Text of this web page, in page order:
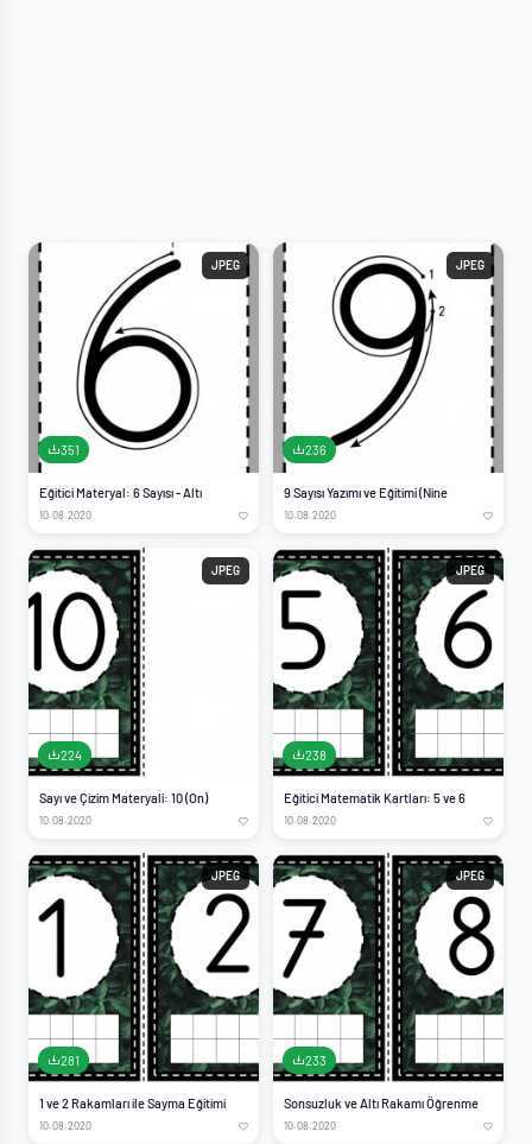
JPEG
351
Eğitici Materyal: 6 Sayısı - Altı
10.08.2020
JPEG
236
9 Sayısı Yazımı ve Eğitimi (Nine
10.08.2020
JPEG
224
Sayı ve Çizim Materyali: 10 (On)
10.08.2020
JPEG
238
Eğitici Matematik Kartları: 5 ve 6
10.08.2020
JPEG
281
1 ve 2 Rakamları ile Sayma Eğitimi
10.08.2020
JPEG
233
Sonsuzluk ve Altı Rakamı Öğrenme
10.08.2020